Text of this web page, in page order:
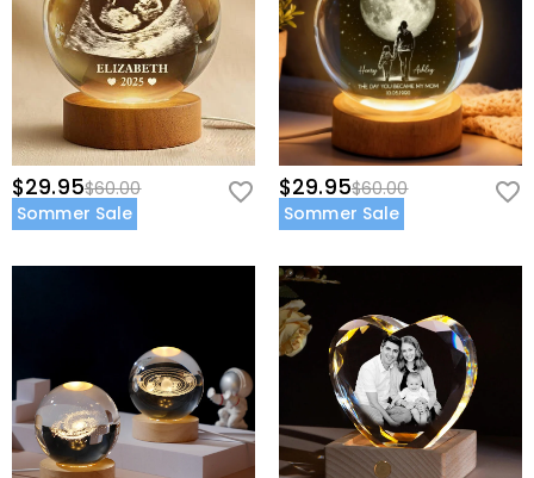
Stromversorgung:USB-betrieben
$29.95$60.00
Sommer Sale
$29.95$60.00
Sommer Sale